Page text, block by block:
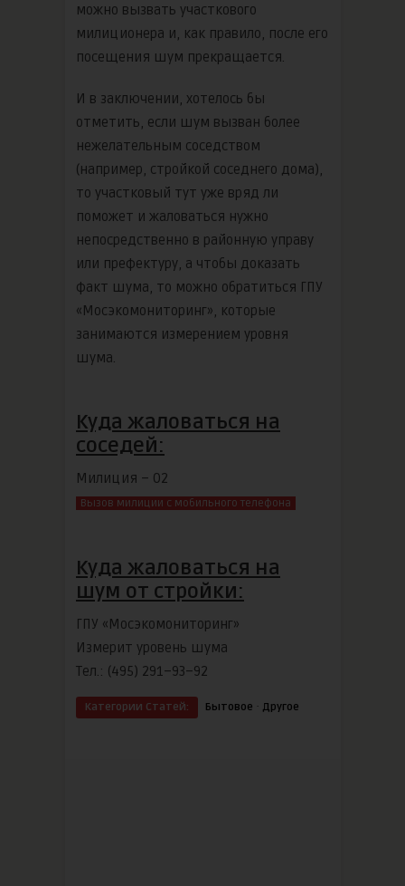
можно вызвать участкового
милиционера и, как правило, после его
посещения шум прекращается.
И в заключении, хотелось бы
отметить, если шум вызван более
нежелательным соседством
(например, стройкой соседнего дома),
то участковый тут уже вряд ли
поможет и жаловаться нужно
непосредственно в районную управу
или префектуру, а чтобы доказать
факт шума, то можно обратиться ГПУ
«Мосэкомониторинг», которые
занимаются измерением уровня
шума.
Куда жаловаться на
соседей:
Милиция – 02
Вызов милиции с мобильного телефона
Куда жаловаться на
шум от стройки:
ГПУ «Мосэкомониторинг»
Измерит уровень шума
Тел.: (495) 291–93–92
Категории Статей: Бытовое · Другое